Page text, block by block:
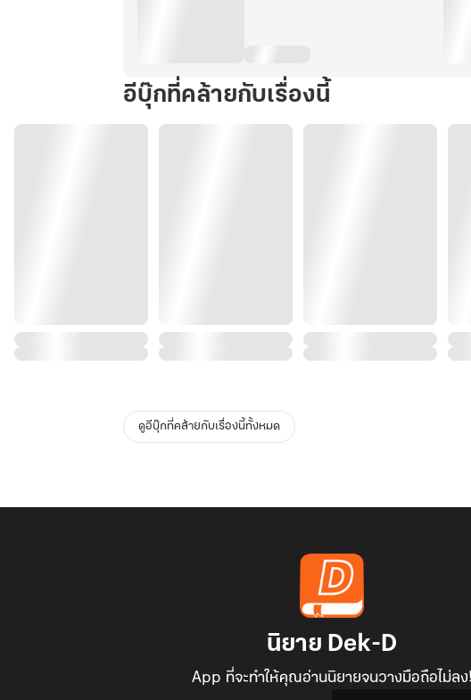
อีบุ๊กที่คล้ายกับเรื่องนี้
ดูอีบุ๊กที่คล้ายกับเรื่องนี้ทั้งหมด
นิยาย Dek-D
App ที่จะทำให้คุณอ่านนิยายจนวางมือถือไม่ลง!